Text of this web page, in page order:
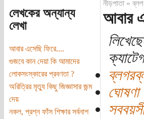
লেখকের অন্যান্য
লেখা
আবার এসেছি ফিরে....
গুজবে কান দেয়া কি আমাদের
লোকসংস্কারের প্রবণতা ?
অরিত্রির মৃত্যু কিছু জিজ্ঞাসার জন্ম
দেয়
নকল, প্রশ্ন ফাঁস শিক্ষার সর্বনাশ
নীড়পাতা»ব্লগ
আবার
ঘোষণা
সববয়সী